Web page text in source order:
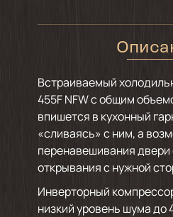
Встраиваемый
455F NFW с общим
впишется в кухонный
«сливаясь» с ним, а
перенавешивания двери
открывания с нужной
Инверторный
низкий уровень шума до